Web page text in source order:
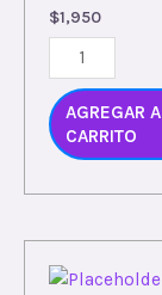
$1,950
AGREGAR
CARRITO